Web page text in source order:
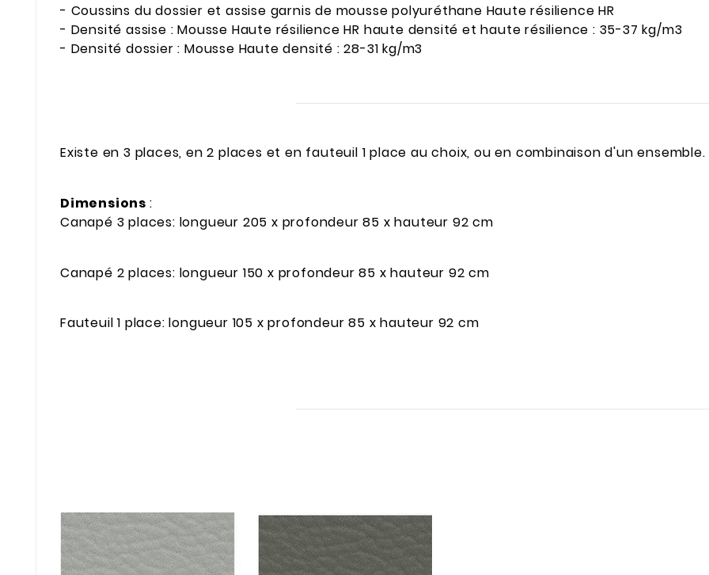
- Coussins du dossier et assise garnis de mousse polyuréthane Haute résilience HR
- Densité assise : Mousse Haute résilience HR haute densité et haute résilience : 35-37 kg/m3
- Densité dossier : Mousse Haute densité : 28-31 kg/m3
Existe en 3 places, en 2 places et en fauteuil 1 place au choix, ou en combinaison d'un ensemble.
Dimensions :
Canapé 3 places: longueur 205 x profondeur 85 x hauteur 92 cm
Canapé 2 places: longueur 150 x profondeur 85 x hauteur 92 cm
Fauteuil 1 place: longueur 105 x profondeur 85 x hauteur 92 cm